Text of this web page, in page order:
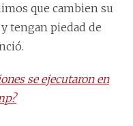
que cambien su
tengan piedad de
se ejecutaron en